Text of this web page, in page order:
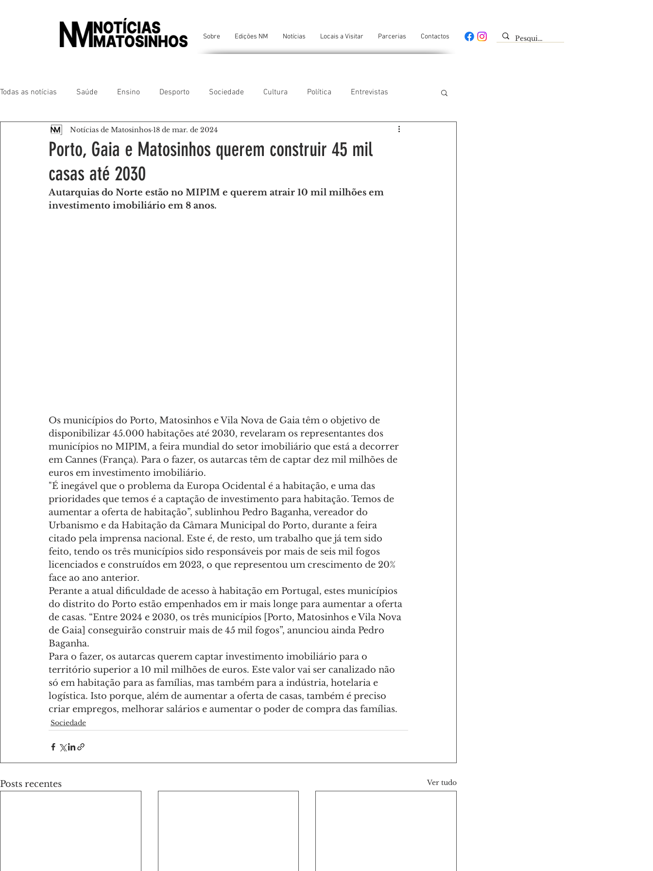
Sobre Edições NM Notícias Locais a Visitar Parcerias Contactos
Todas as notícias Saúde Ensino Desporto Sociedade Cultura Política Entrevistas
Matosinhos Leça da Palmeira Custóias Leça do Balio
São Mamede de Infesta Perafita
Gente da nossa Terra AMANTES DE ANIMAIS AMANTES DE CONFORTO
Porto, Gaia e Matosinhos querem construir 45 mil
casas até 2030
Notícias de Matosinhos 18 de mar. de 2024
Autarquias do Norte estão no MIPIM e querem atrair 10 mil milhões em
investimento imobiliário em 8 anos.
Os municípios do Porto, Matosinhos e Vila Nova de Gaia têm o objetivo de
disponibilizar 45.000 habitações até 2030, revelaram os representantes dos
municípios no MIPIM, a feira mundial do setor imobiliário que está a decorrer
em Cannes (França). Para o fazer, os autarcas têm de captar dez mil milhões de
euros em investimento imobiliário.
"É inegável que o problema da Europa Ocidental é a habitação, e uma das
prioridades que temos é a captação de investimento para habitação. Temos de
aumentar a oferta de habitação”, sublinhou Pedro Baganha, vereador do
Urbanismo e da Habitação da Câmara Municipal do Porto, durante a feira
citado pela imprensa nacional. Este é, de resto, um trabalho que já tem sido
feito, tendo os três municípios sido responsáveis por mais de seis mil fogos
licenciados e construídos em 2023, o que representou um crescimento de 20%
face ao ano anterior.
Perante a atual dificuldade de acesso à habitação em Portugal, estes municípios
do distrito do Porto estão empenhados em ir mais longe para aumentar a oferta
de casas. “Entre 2024 e 2030, os três municípios [Porto, Matosinhos e Vila Nova
de Gaia] conseguirão construir mais de 45 mil fogos”, anunciou ainda Pedro
Baganha.
Para o fazer, os autarcas querem captar investimento imobiliário para o
território superior a 10 mil milhões de euros. Este valor vai ser canalizado não
só em habitação para as famílias, mas também para a indústria, hotelaria e
logística. Isto porque, além de aumentar a oferta de casas, também é preciso
criar empregos, melhorar salários e aumentar o poder de compra das famílias.
Sociedade
Posts recentes Ver tudo